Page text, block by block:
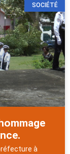
SOCIÉTÉ
à